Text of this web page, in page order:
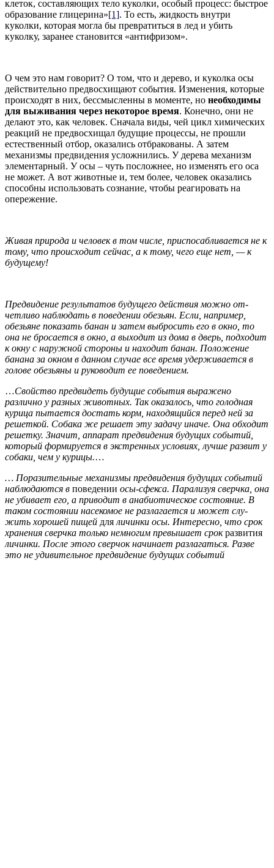
клеток, составляющих тело куколки, особый процесс: быстрое
образование глицерина»[1]. То есть, жидкость внутри
куколки, которая могла бы превратиться в лед и убить
куколку, заранее становится «антифризом».
О чем это нам говорит? О том, что и дерево, и куколка осы
действительно предвосхищают события. Изменения, которые
происходят в них, бессмысленны в моменте, но необходимы
для выживания через некоторое время. Конечно, они не
делают это, как человек. Сначала виды, чей цикл химических
реакций не предвосхищал будущие процессы, не прошли
естественный отбор, оказались отбракованы. А затем
механизмы предвидения усложнились. У дерева механизм
элементарный. У осы – чуть посложнее, но изменять его оса
не может. А вот животные и, тем более, человек оказались
способны использовать сознание, чтобы реагировать на
опережение.
Живая природа и человек в том числе, приспосабливается не к
тому, что происходит сейчас, а к тому, чего еще нет, — к
будущему!
Предвидение результатов будущего действия можно от­
четливо наблюдать в поведении обезьян. Если, например,
обезьяне показать банан и затем выбросить его в окно, то
она не бросается в окно, а выходит из дома в дверь, подходит
к окну с наружной стороны и находит банан. Положение
бана­на за окном в данном случае все время удерживается в
голо­ве обезьяны и руководит ее поведением.
…Свойство предвидеть будущие события выражено
различно у разных животных. Так оказалось, что голодная
курица пы­тается достать корм, находящийся перед ней за
решеткой. Со­бака же решает эту задачу иначе. Она обходит
решетку. Зна­чит, аппарат предвидения будущих событий,
который форми­руется в экстренных условиях, лучше развит у
собаки, чем у курицы.…
… Поразительные механизмы предвидения будущих событий
наблюдаются в поведении осы-сфекса. Парализуя сверчка, она
не убивает его, а приводит в анабиотическое состояние. В
таком состоянии насекомое не разлагается и может слу­
жить хорошей пищей для личинки осы. Интересно, что срок
хранения сверчка только немногим превышает срокразвития
личинки. После этого сверчок начи­нает разлагаться. Разве
это не удивительное предвидение бу­дущих событий